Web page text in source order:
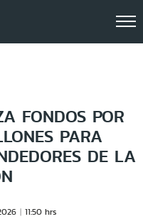
FONDOS POR
PARA
DE LA
11:50 hrs